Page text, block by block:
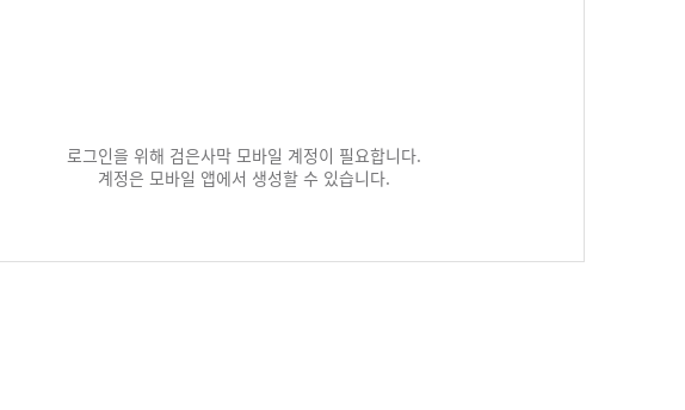
로그인을 위해 검은사막 모바일 계정이 필요합니다.
계정은 모바일 앱에서 생성할 수 있습니다.